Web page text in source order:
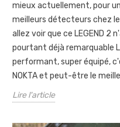
mieux actuellement, pour
meilleurs détecteurs chez
allez voir que ce LEGEND 2
pourtant déjà remarquable
performant, super équipé,
NOKTA et peut-être le
Lire l'article